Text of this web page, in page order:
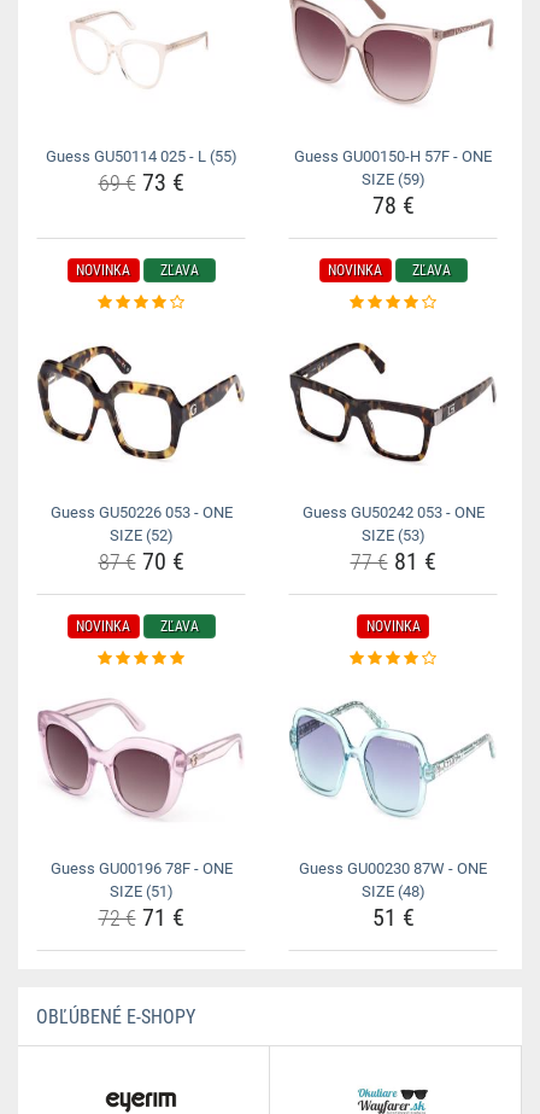
Guess GU50114 025 - L (55)
69 €73 €
Guess GU00150-H 57F - ONE
SIZE (59)
78 €
NOVINKA ZĽAVA
Guess GU50226 053 - ONE
SIZE (52)
87 €70 €
NOVINKA ZĽAVA
Guess GU50242 053 - ONE
SIZE (53)
77 €81 €
NOVINKA ZĽAVA
Guess GU00196 78F - ONE
SIZE (51)
72 €71 €
NOVINKA
Guess GU00230 87W - ONE
SIZE (48)
51 €
OBĽÚBENÉ E-SHOPY